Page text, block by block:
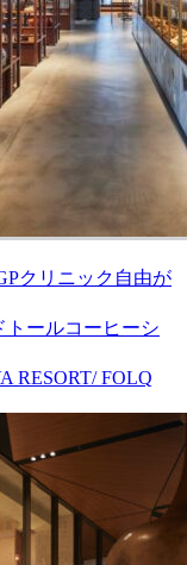
クリニック自由が
トールコーヒーシ
RESORT/ FOLQ